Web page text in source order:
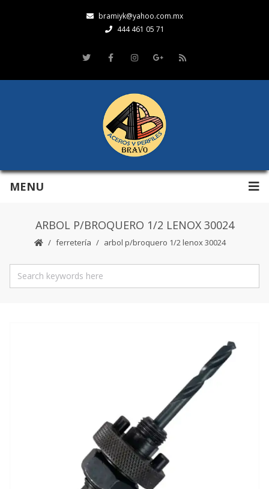
bramiyk@yahoo.com.mx
444 461 05 71
MENU
ARBOL P/BROQUERO 1/2 LENOX 30024
ferretería arbol p/broquero 1/2 lenox 30024